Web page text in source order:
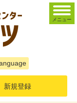
新規登録
メニュー